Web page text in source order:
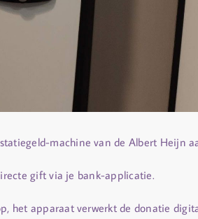
machine van de Albert Heijn
gift via je bank-applicatie.
het apparaat verwerkt de donatie